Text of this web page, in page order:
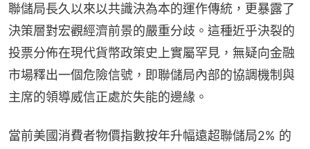
聯儲局長久以來以共識決為本的運作傳統，更暴露了
決策層對宏觀經濟前景的嚴重分歧。這種近乎決裂的
投票分佈在現代貨幣政策史上實屬罕見，無疑向金融
市場釋出一個危險信號，即聯儲局內部的協調機制與
主席的領導威信正處於失能的邊緣。
當前美國消費者物價指數按年升幅遠超聯儲局2% 的